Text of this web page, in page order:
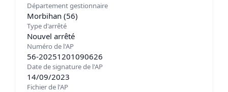
Département gestionnaire
Morbihan (56)
Type d'arrêté
Nouvel arrêté
Numéro de l'AP
56-20251201090626
Date de signature de l'AP
14/09/2023
Fichier de l'AP